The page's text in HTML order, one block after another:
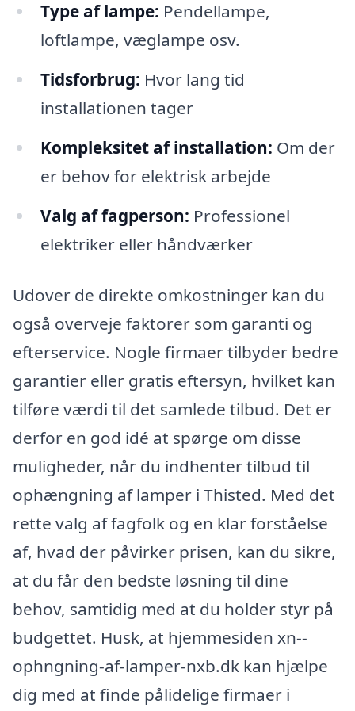
Type af lampe: Pendellampe,
loftlampe, væglampe osv.
Tidsforbrug: Hvor lang tid
installationen tager
Kompleksitet af installation: Om der
er behov for elektrisk arbejde
Valg af fagperson: Professionel
elektriker eller håndværker
Udover de direkte omkostninger kan du
også overveje faktorer som garanti og
efterservice. Nogle firmaer tilbyder bedre
garantier eller gratis eftersyn, hvilket kan
tilføre værdi til det samlede tilbud. Det er
derfor en god idé at spørge om disse
muligheder, når du indhenter tilbud til
ophængning af lamper i Thisted. Med det
rette valg af fagfolk og en klar forståelse
af, hvad der påvirker prisen, kan du sikre,
at du får den bedste løsning til dine
behov, samtidig med at du holder styr på
budgettet. Husk, at hjemmesiden xn--
ophngning-af-lamper-nxb.dk kan hjælpe
dig med at finde pålidelige firmaer i